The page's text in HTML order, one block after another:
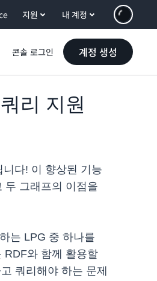
지원 내 계정
콘솔 로그인 계정 생성
리 지원
다! 이 향상된 기능
두 그래프의 이점을
는 LPG 중 하나를
RDF와 함께 활용할
쿼리해야 하는 문제